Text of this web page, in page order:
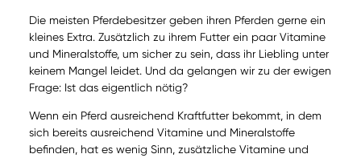
Die meisten Pferdebesitzer geben ihren Pferden gerne ein
kleines Extra. Zusätzlich zu ihrem Futter ein paar Vitamine
und Mineralstoffe, um sicher zu sein, dass ihr Liebling unter
keinem Mangel leidet. Und da gelangen wir zu der ewigen
Frage: Ist das eigentlich nötig?
Wenn ein Pferd ausreichend Kraftfutter bekommt, in dem
sich bereits ausreichend Vitamine und Mineralstoffe
befinden, hat es wenig Sinn, zusätzliche Vitamine und